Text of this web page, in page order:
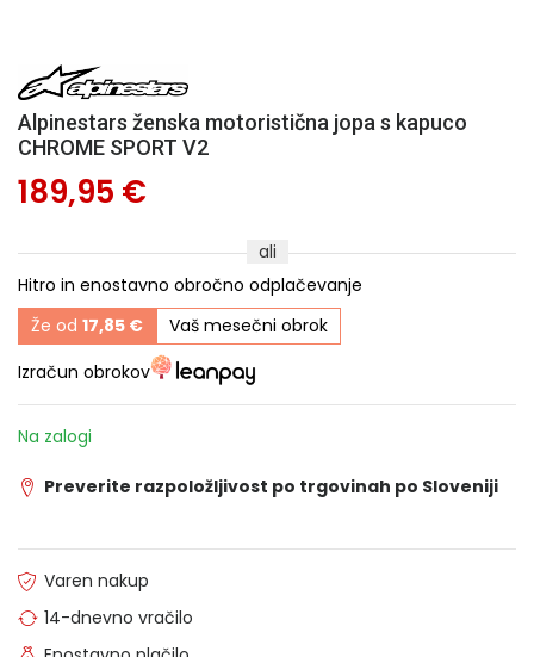
Alpinestars ženska motoristična jopa s kapuco
CHROME SPORT V2
189,95 €
ali
Hitro in enostavno obročno odplačevanje
Že od 17,85 €
Vaš mesečni obrok
Izračun obrokov
Na zalogi
Preverite razpoložljivost po trgovinah po Sloveniji
Varen nakup
14-dnevno vračilo